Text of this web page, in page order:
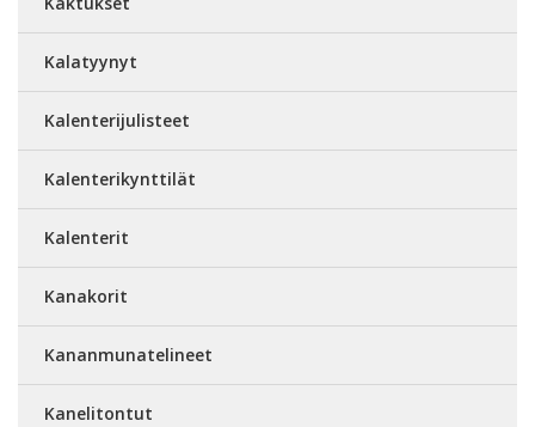
Kalatyynyt
Kalenterijulisteet
Kalenterikynttilät
Kalenterit
Kanakorit
Kananmunatelineet
Kanelitontut